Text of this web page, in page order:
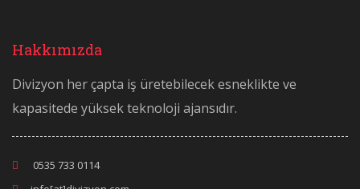
Hakkımızda
Divizyon her çapta iş üretebilecek esneklikte ve
kapasitede yüksek teknoloji ajansıdır.
0535 733 0114